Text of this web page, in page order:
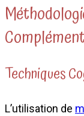
Techniques
L’utilisation de